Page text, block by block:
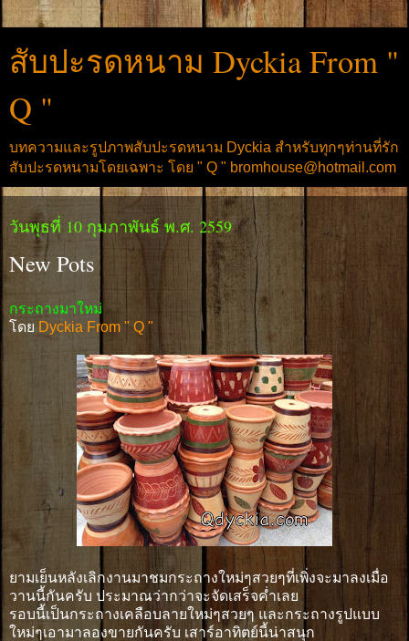
สับปะรดหนาม Dyckia From "
Q "
บทความและรูปภาพสับปะรดหนาม Dyckia สำหรับทุกๆท่านที่รัก
สับปะรดหนามโดยเฉพาะ โดย " Q " bromhouse@hotmail.com
วันพุธที่ 10 กุมภาพันธ์ พ.ศ. 2559
New Pots
กระถางมาใหม่
โดย Dyckia From " Q "
ยามเย็นหลังเลิกงานมาชมกระถางใหม่ๆสวยๆที่เพิ่งจะมาลงเมื่อ
วานนี้กันครับ ประมาณว่ากว่าจะจัดเสร็จค่ำเลย
รอบนี้เป็นกระถางเคลือบลายใหม่ๆสวยๆ และกระถางรูปแบบ
ใหม่ๆเอามาลองขายกันครับ เสาร์อาทิตย์นี้น่าสนุก